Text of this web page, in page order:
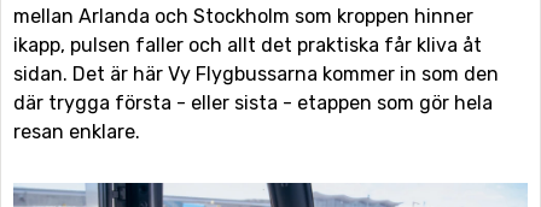
mellan Arlanda och Stockholm som kroppen hinner
ikapp, pulsen faller och allt det praktiska får kliva åt
sidan. Det är här Vy Flygbussarna kommer in som den
där trygga första - eller sista - etappen som gör hela
resan enklare.